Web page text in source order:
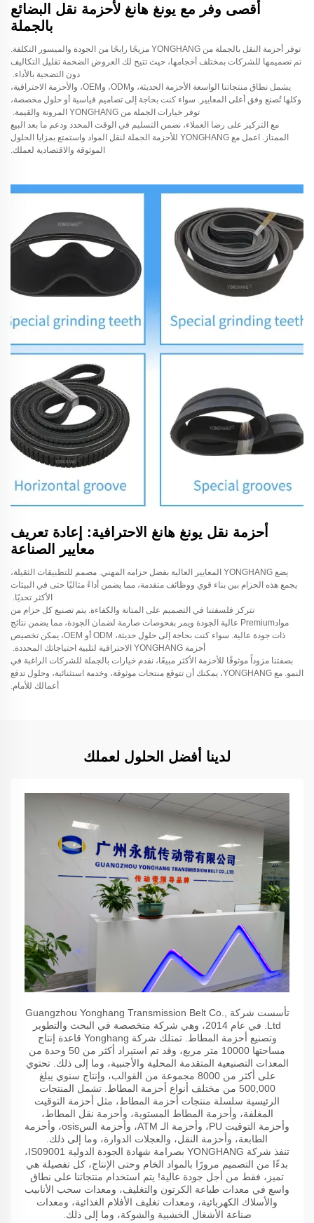
أقصى وفر مع يونغ هانغ لأحزمة نقل البضائع
بالجملة
توفر أحزمة النقل بالجملة من YONGHANG مزيجًا رابحًا من الجودة والميسور التكلفة.
تم تصميمها للشركات بمختلف أحجامها، حيث تتيح لك العروض الضخمة تقليل التكاليف
دون التضحية بالأداء.
يشمل نطاق منتجاتنا الواسعة الأحزمة الحديثة، وODM، وOEM، والأحزمة الاحترافية،
وكلها تُصنع وفق أعلى المعايير. سواء كنت بحاجة إلى تصاميم قياسية أو حلول مخصصة،
توفر خيارات الجملة من YONGHANG المرونة والقيمة.
مع التركيز على رضا العملاء، نضمن التسليم في الوقت المحدد ودعم ما بعد البيع
الممتاز. اعمل مع YONGHANG للأحزمة الجملة لنقل المواد واستمتع بمزايا الحلول
الموثوقة والاقتصادية لعملك.
أحزمة نقل يونغ هانغ الاحترافية: إعادة تعريف
معايير الصناعة
يضع YONGHANG المعايير العالية بفضل حزامه المهني. مصمم للتطبيقات الثقيلة،
يجمع هذه الحزام بين بناء قوي ووظائف متقدمة، مما يضمن أداءً مثاليًا حتى في البيئات
الأكثر تحديًا.
تتركز فلسفتنا في التصميم على المتانة والكفاءة. يتم تصنيع كل حزام من
موادPremium عالية الجودة ويمر بفحوصات صارمة لضمان الجودة، مما يضمن نتائج
ذات جودة عالية. سواء كنت بحاجة إلى حلول حديثة، ODM أو OEM، يمكن تخصيص
أحزمة YONGHANG الاحترافية لتلبية احتياجاتك المحددة.
بصفتنا مزوداً موثوقًا للأحزمة الأكثر مبيعًا، نقدم خيارات بالجملة للشركات الراغبة في
النمو. مع YONGHANG، يمكنك أن تتوقع منتجات موثوقة، وخدمة استثنائية، وحلول تدفع
أعمالك للأمام.
لدينا أفضل الحلول لعملك
تأسست شركة Guangzhou Yonghang Transmission Belt Co.,
Ltd. في عام 2014، وهي شركة متخصصة في البحث والتطوير
وتصنيع أحزمة المطاط. تمتلك شركة Yonghang قاعدة إنتاج
مساحتها 10000 متر مربع، وقد تم استيراد أكثر من 50 وحدة من
المعدات التصنيعية المتقدمة المحلية والأجنبية، وما إلى ذلك. تحتوي
على أكثر من 8000 مجموعة من القوالب، وإنتاج سنوي يبلغ
500,000 من مختلف أنواع أحزمة المطاط. تشمل المنتجات
الرئيسية سلسلة منتجات أحزمة المطاط، مثل أحزمة التوقيت
المغلفة، وأحزمة المطاط المستوية، وأحزمة نقل المطاط،
وأحزمة التوقيت PU، وأحزمة الـ ATM، وأحزمة السosis، وأحزمة
الطابعة، وأحزمة النقل، والعجلات الدوارة، وما إلى ذلك.
تنفذ شركة YONGHANG بصرامة شهادة الجودة الدولية IS09001،
بدءًا من التصميم مرورًا بالمواد الخام وحتى الإنتاج، كل تفصيلة هي
تميز، فقط من أجل جودة عالية! يتم استخدام منتجاتنا على نطاق
واسع في معدات طباعة الكرتون والتغليف، ومعدات سحب الأنابيب
والأسلاك الكهربائية، ومعدات تغليف الأفلام الغذائية، ومعدات
صناعة الأشغال الخشبية والشوكة، وما إلى ذلك.